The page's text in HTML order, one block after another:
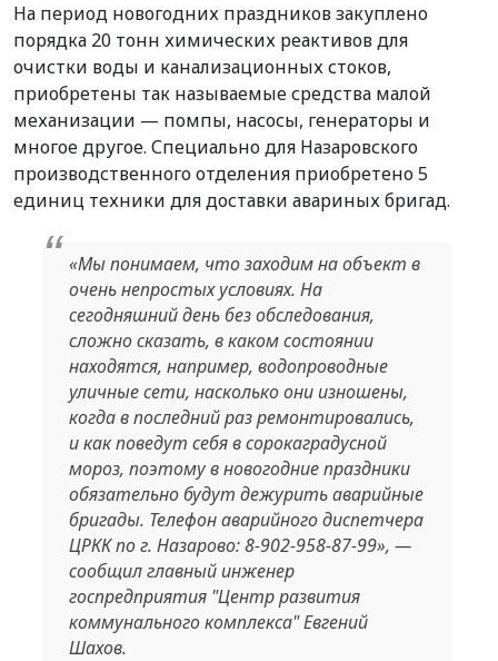
На период новогодних праздников закуплено
порядка 20 тонн химических реактивов для
очистки воды и канализационных стоков,
приобретены так называемые средства малой
механизации — помпы, насосы, генераторы и
многое другое. Специально для Назаровского
производственного отделения приобретено 5
единиц техники для доставки авариных бригад.
«Мы понимаем, что заходим на объект в
очень непростых условиях. На
сегодняшний день без обследования,
сложно сказать, в каком состоянии
находятся, например, водопроводные
уличные сети, насколько они изношены,
когда в последний раз ремонтировались,
и как поведут себя в сорокаградусной
мороз, поэтому в новогодние праздники
обязательно будут дежурить аварийные
бригады. Телефон аварийного диспетчера
ЦРКК по г. Назарово: 8-902-958-87-99», —
сообщил главный инженер
госпредприятия "Центр развития
коммунального комплекса" Евгений
Шахов.